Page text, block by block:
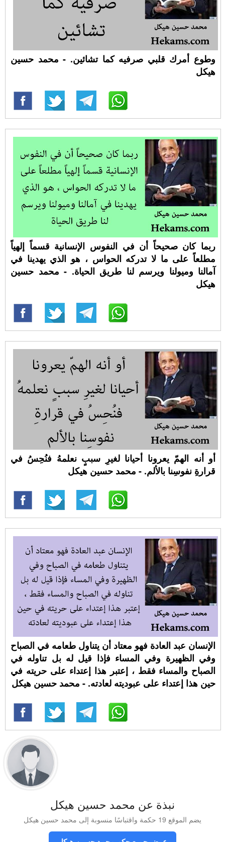
وطوع أمرك قلبي صرفيه كما تشائين. - محمد حسين
هيكل
ربما كان صحيحاً أن في النفوس الإنسانية قسماً إلهياً
مطلعاً على ما لا تدركه الحواس ، هو الذي يهدينا في
آمالنا وميولنا ويرسم لنا طريق الحياة. - محمد حسين
هيكل
أو أنه الهمّ يعرونا أحيانا لغيرِ سببٍ نعلمهُ فنُحِسُ في
قرارةِ نفوسِنا بالألم. - محمد حسين هيكل
الإنسان عبد العادة فهو معتاد أن يتناول طعامه في الصباح
وفي الظهيرة وفي المساء فإذا قيل له بل تناوله في
الصباح والمساء فقط ، إعتبر هذا إعتداء على حريته في
حين هذا إعتداء على عبوديته لعادته. - محمد حسين هيكل
نبذة عن محمد حسين هيكل
يضم الموقع 19 حكمة واقتباسًا منسوبة إلى محمد حسين هيكل